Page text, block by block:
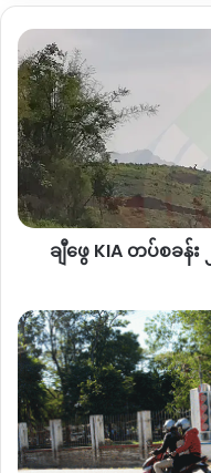
အင်္ဂါနေ့ ညနေ
KNG ကို ပြော
တပ်မ (၈၈)တပ်ဖွဲ့ဟု ယူဆထား
ဟောင်းတွင် သော်လည်းက
တပ်ဖွဲ့များနှင့် Namtau
တိုက်ပွဲများ ဖြစ်ပွားခဲ့ကြ
ယနေ့ (၃)နေရာ တိုက်ပွဲသည်
တန့် ဖြစ်ပွားခြင်းဖြစ်ပြီး
ပိုင်းမဟာမိတ်အဖွဲ့ဝင် ကိုးကန့်
ဖြစ်ပွားခြင်း မရှိကြော
နှစ်ဖက် ထိခိုက်မှုသတင်း မသိ
ချီ
ဖွေ
KIA
တပ်
စခန်း
၂
ကို
ဖယ်ရှား
တပ်မတော်
သတိပေး
ချီဖွေ KIA တပ်စခ
ကချင်ပြည်နယ်
အတွင်း
ခရီးသွား
လျှင်
သိ
ထား
သင့်